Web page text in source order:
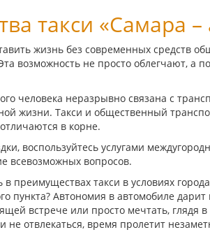
такси «Самара –
жизнь без современных средств
возможность не просто облегчают, а
человека неразрывно связана с
жизни. Такси и общественный
в корне.
воспользуйтесь услугами
всевозможных вопросов.
в преимуществах такси в условиях
пункта? Автономия в автомобиле
встрече или просто мечтать,
не отвлекаться, время пролетит